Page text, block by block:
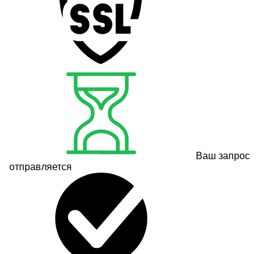
Ваш запрос
отправляется